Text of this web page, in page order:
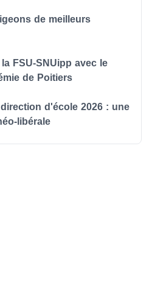
de meilleurs
FSU-SNUipp avec le
de Poitiers
d'école 2026 : une
libérale